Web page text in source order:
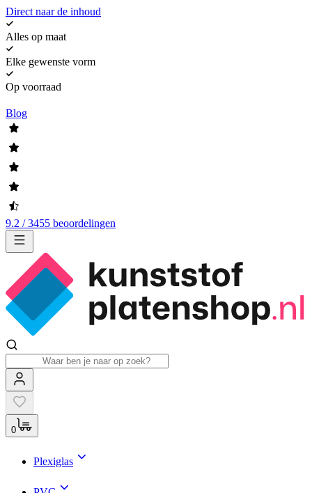
Direct naar de inhoud
Alles op maat
Elke gewenste vorm
Op voorraad
Blog
9.2 / 3455 beoordelingen
0
Plexiglas